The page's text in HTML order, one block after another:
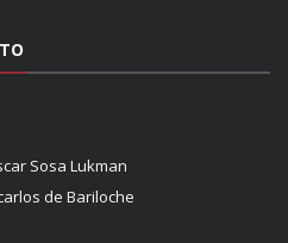
Sosa Lukman
de Bariloche